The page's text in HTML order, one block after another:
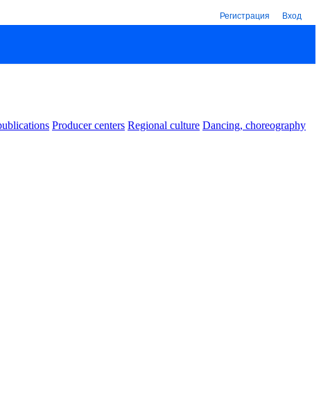
Регистрация Вход
Producer centers Regional culture Dancing, choreography